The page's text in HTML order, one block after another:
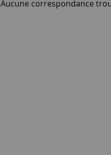
Aucune correspondance